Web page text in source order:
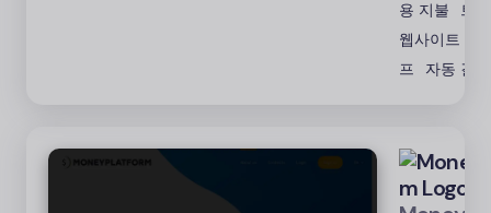
용 지불
트
웹사이트
프
자동 결제